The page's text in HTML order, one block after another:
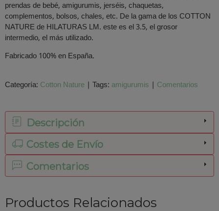
prendas de bebé, amigurumis, jerséis, chaquetas,
complementos, bolsos, chales, etc. De la gama de los COTTON
NATURE de HILATURAS LM. este es el 3.5, el grosor
intermedio, el más utilizado.
Fabricado 100% en España.
Categoría: Cotton Nature | Tags: amigurumis | Comentarios
Descripción
Costes de Envío
Comentarios
Productos Relacionados